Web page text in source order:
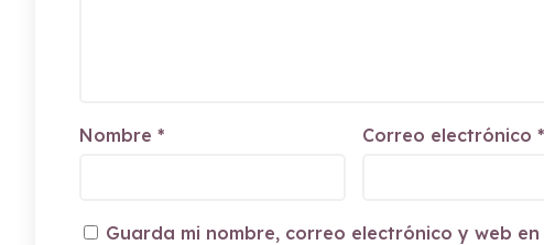
Nombre * Correo electrónico*
Guarda mi nombre, correo electrónico y web